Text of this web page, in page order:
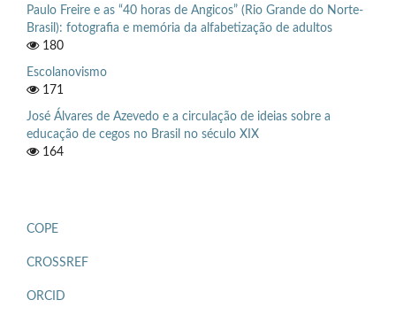
Paulo Freire e as “40 horas de Angicos” (Rio Grande do Norte-
Brasil): fotografia e memória da alfabetização de adultos
180
Escolanovismo
171
José Álvares de Azevedo e a circulação de ideias sobre a
educação de cegos no Brasil no século XIX
164
COPE
CROSSREF
ORCID